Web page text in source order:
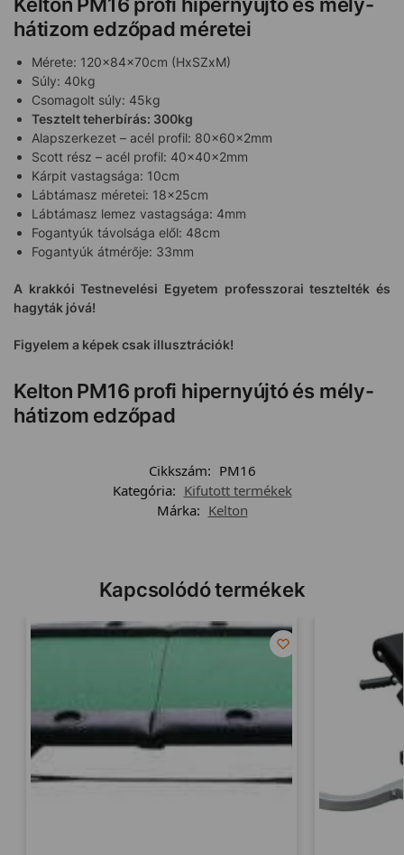
Kelton PM16 profi hipernyújtó és mély-
hátizom edzőpad méretei
Mérete: 120x84x70cm (HxSZxM)
Súly: 40kg
Csomagolt súly: 45kg
Tesztelt teherbírás: 300kg
Alapszerkezet – acél profil: 80x60x2mm
Scott rész – acél profil: 40x40x2mm
Kárpit vastagsága: 10cm
Lábtámasz méretei: 18x25cm
Lábtámasz lemez vastagsága: 4mm
Fogantyúk távolsága elől: 48cm
Fogantyúk átmérője: 33mm
A krakkói Testnevelési Egyetem professzorai tesztelték és
hagyták jóvá!
Figyelem a képek csak illusztrációk!
Kelton PM16 profi hipernyújtó és mély-
hátizom edzőpad
Cikkszám: PM16
Kategória: Kifutott termékek
Márka: Kelton
Kapcsolódó termékek